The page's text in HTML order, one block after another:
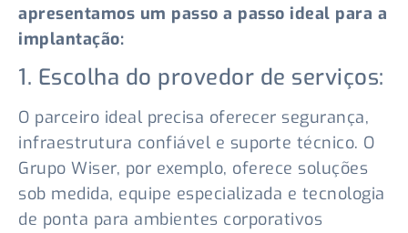
apresentamos um passo a passo ideal para a
implantação:
1. Escolha do provedor de serviços:
O parceiro ideal precisa oferecer segurança,
infraestrutura confiável e suporte técnico. O
Grupo Wiser, por exemplo, oferece soluções
sob medida, equipe especializada e tecnologia
de ponta para ambientes corporativos